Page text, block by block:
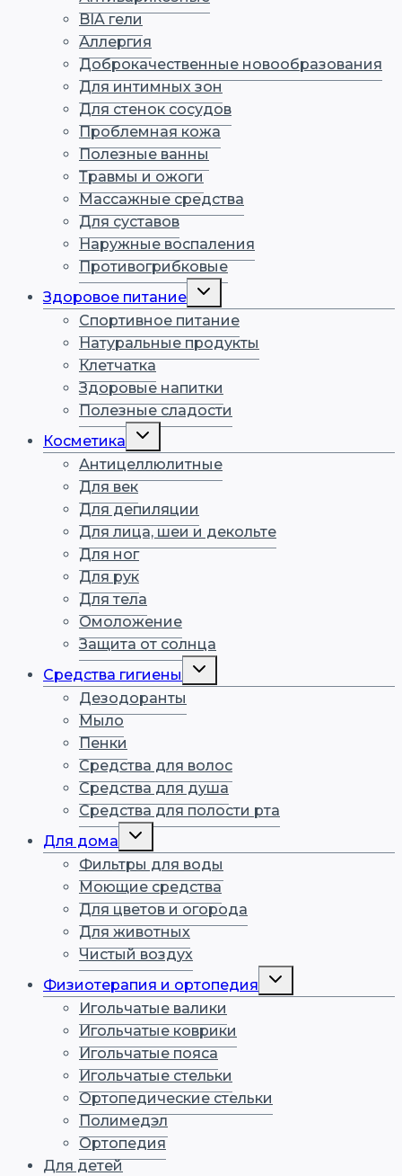
BIA гели
Аллергия
Доброкачественные новообразования
Для интимных зон
Для стенок сосудов
Проблемная кожа
Полезные ванны
Травмы и ожоги
Массажные средства
Для суставов
Наружные воспаления
Противогрибковые
Здоровое питание
Спортивное питание
Натуральные продукты
Клетчатка
Здоровые напитки
Полезные сладости
Косметика
Антицеллюлитные
Для век
Для депиляции
Для лица, шеи и декольте
Для ног
Для рук
Для тела
Омоложение
Защита от солнца
Средства гигиены
Дезодоранты
Мыло
Пенки
Средства для волос
Средства для душа
Средства для полости рта
Для дома
Фильтры для воды
Моющие средства
Для цветов и огорода
Для животных
Чистый воздух
Физиотерапия и ортопедия
Игольчатые валики
Игольчатые коврики
Игольчатые пояса
Игольчатые стельки
Ортопедические стельки
Полимедэл
Ортопедия
Для детей